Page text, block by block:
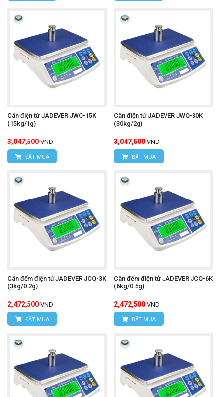
Cân điện tử JADEVER JWQ-15K
(15kg/1g)
3,047,500 VND
ĐẶT MUA
Cân điện tử JADEVER JWQ-30K
(30kg/2g)
3,047,500 VND
ĐẶT MUA
Cân đếm điện tử JADEVER JCQ-3K
(3kg/0.2g)
2,472,500 VND
ĐẶT MUA
Cân đếm điện tử JADEVER JCQ-6K
(6kg/0.5g)
2,472,500 VND
ĐẶT MUA